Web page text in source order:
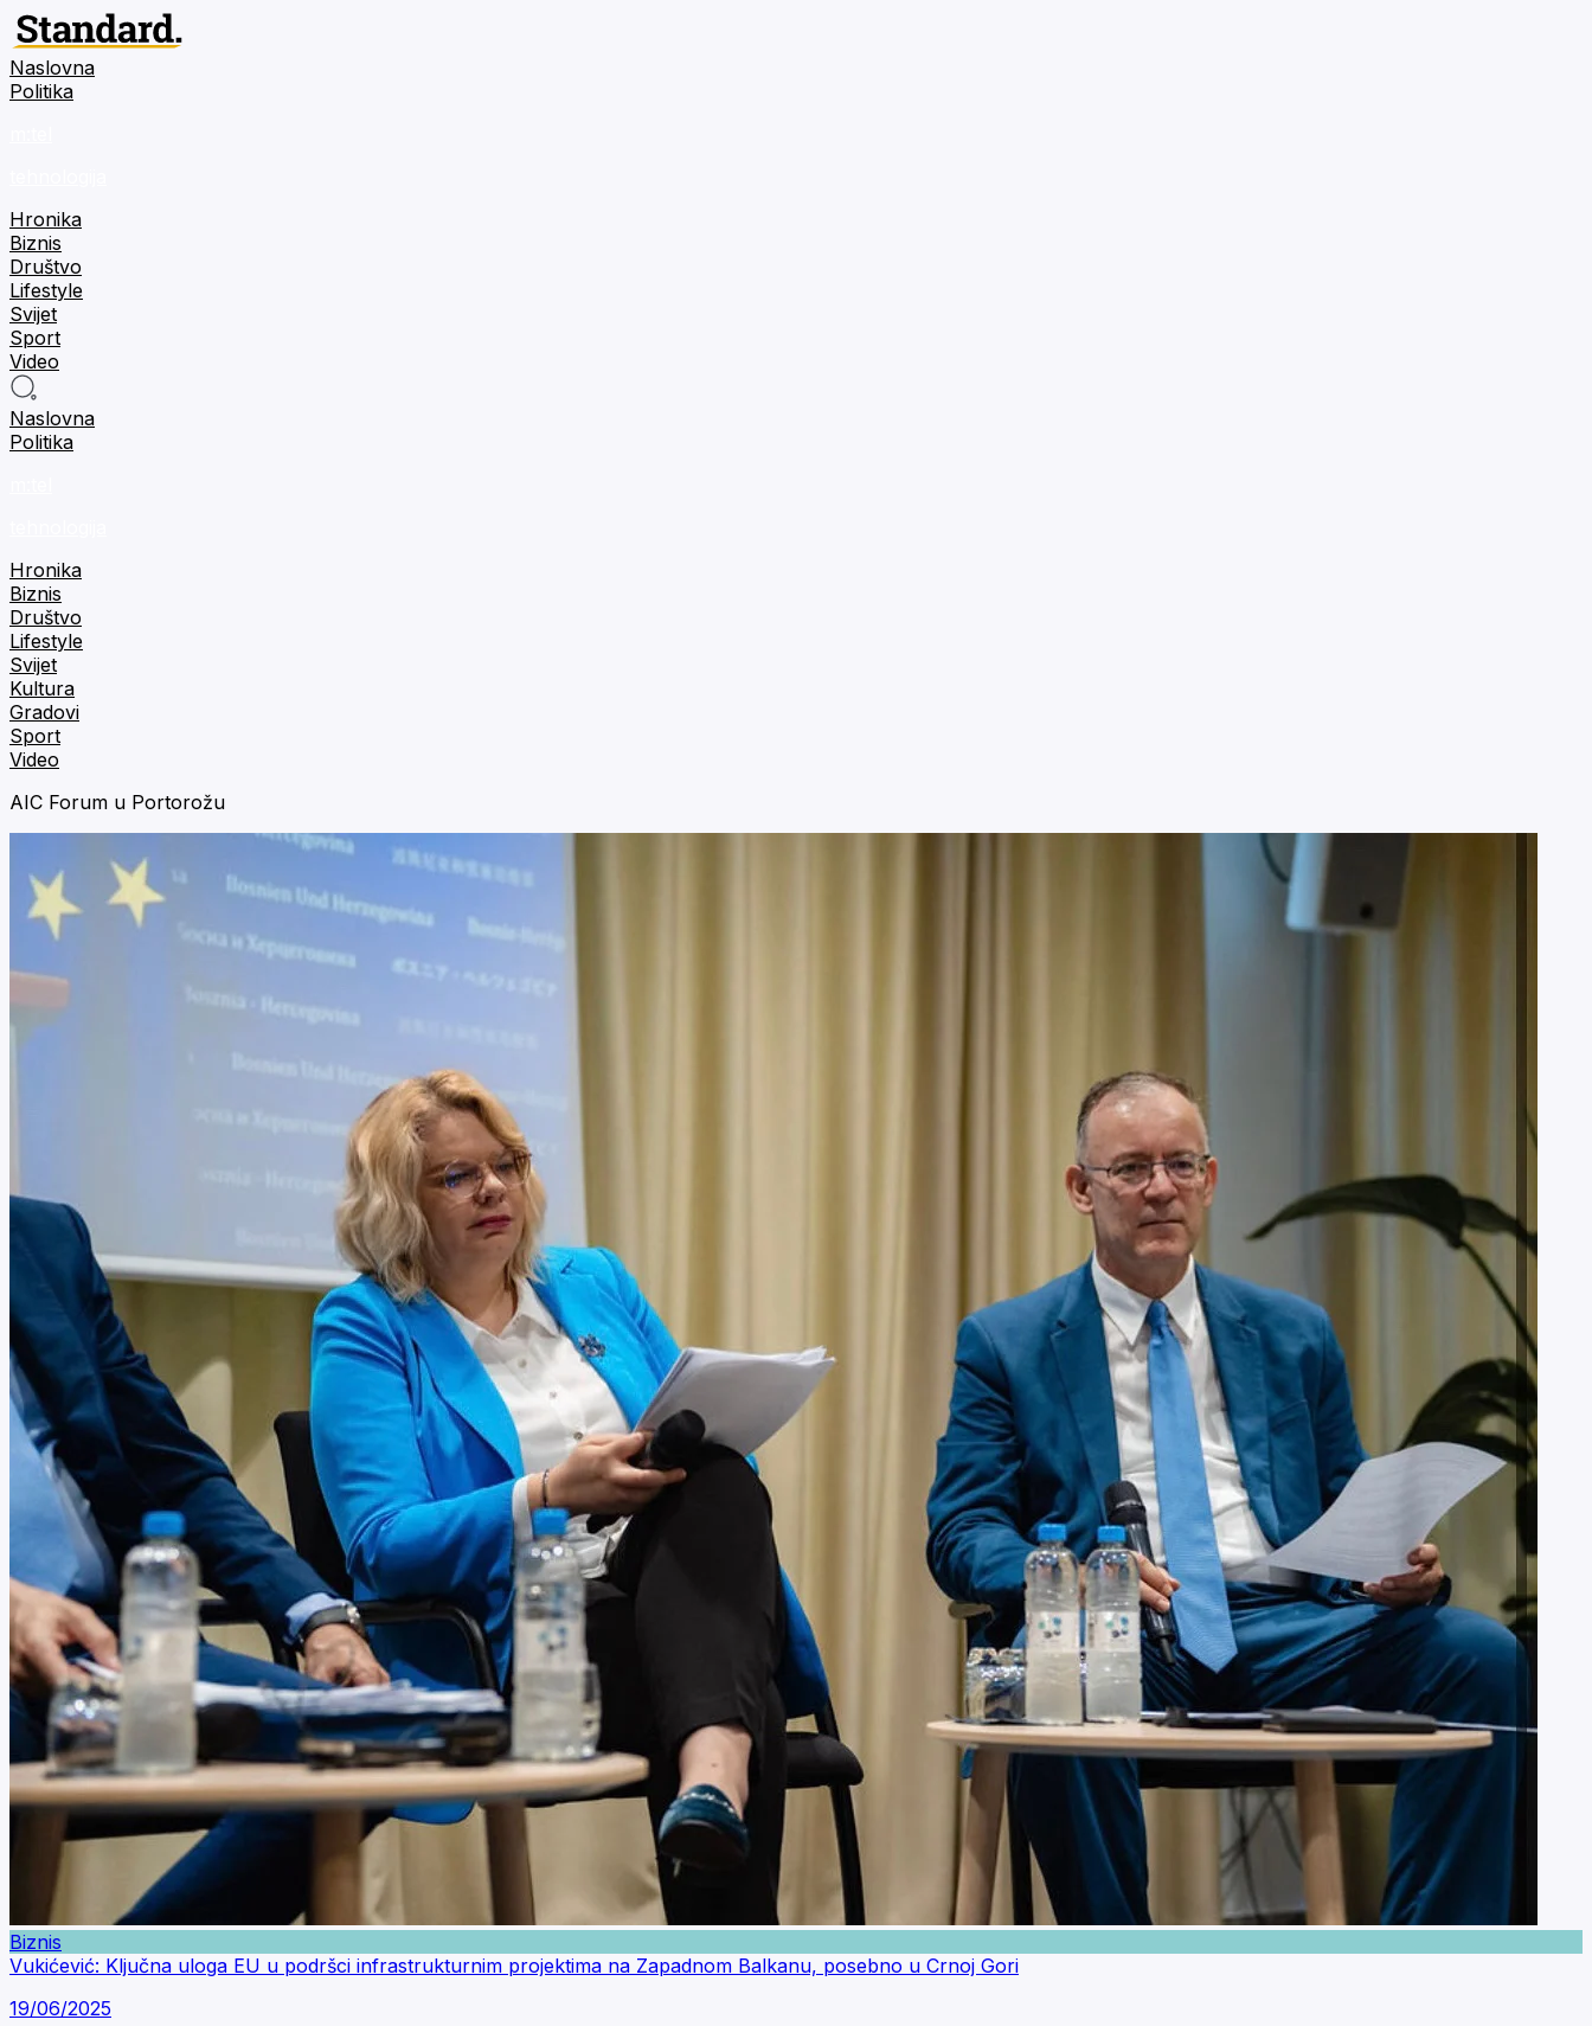
Naslovna
Politika
Hronika
Biznis
Društvo
Lifestyle
Svijet
Sport
Video
Naslovna
Politika
Hronika
Biznis
Društvo
Lifestyle
Svijet
Kultura
Gradovi
Sport
Video
AIC Forum u Portorožu
Biznis
Vukićević: Ključna uloga EU u podršci infrastrukturnim projektima na Zapadnom Balkanu, posebno u Crnoj Gori
19/06/2025